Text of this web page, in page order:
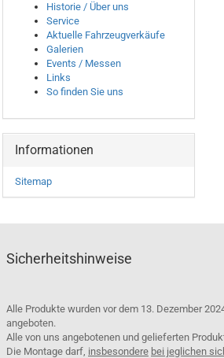
Historie / Über uns
Service
Aktuelle Fahrzeugverkäufe
Galerien
Events / Messen
Links
So finden Sie uns
Informationen
Sitemap
Sicherheitshinweise
Alle Produkte wurden vor dem 13. Dezember
angeboten.
Alle von uns angebotenen und gelieferten
Die Montage darf, insbesondere bei jeglichen